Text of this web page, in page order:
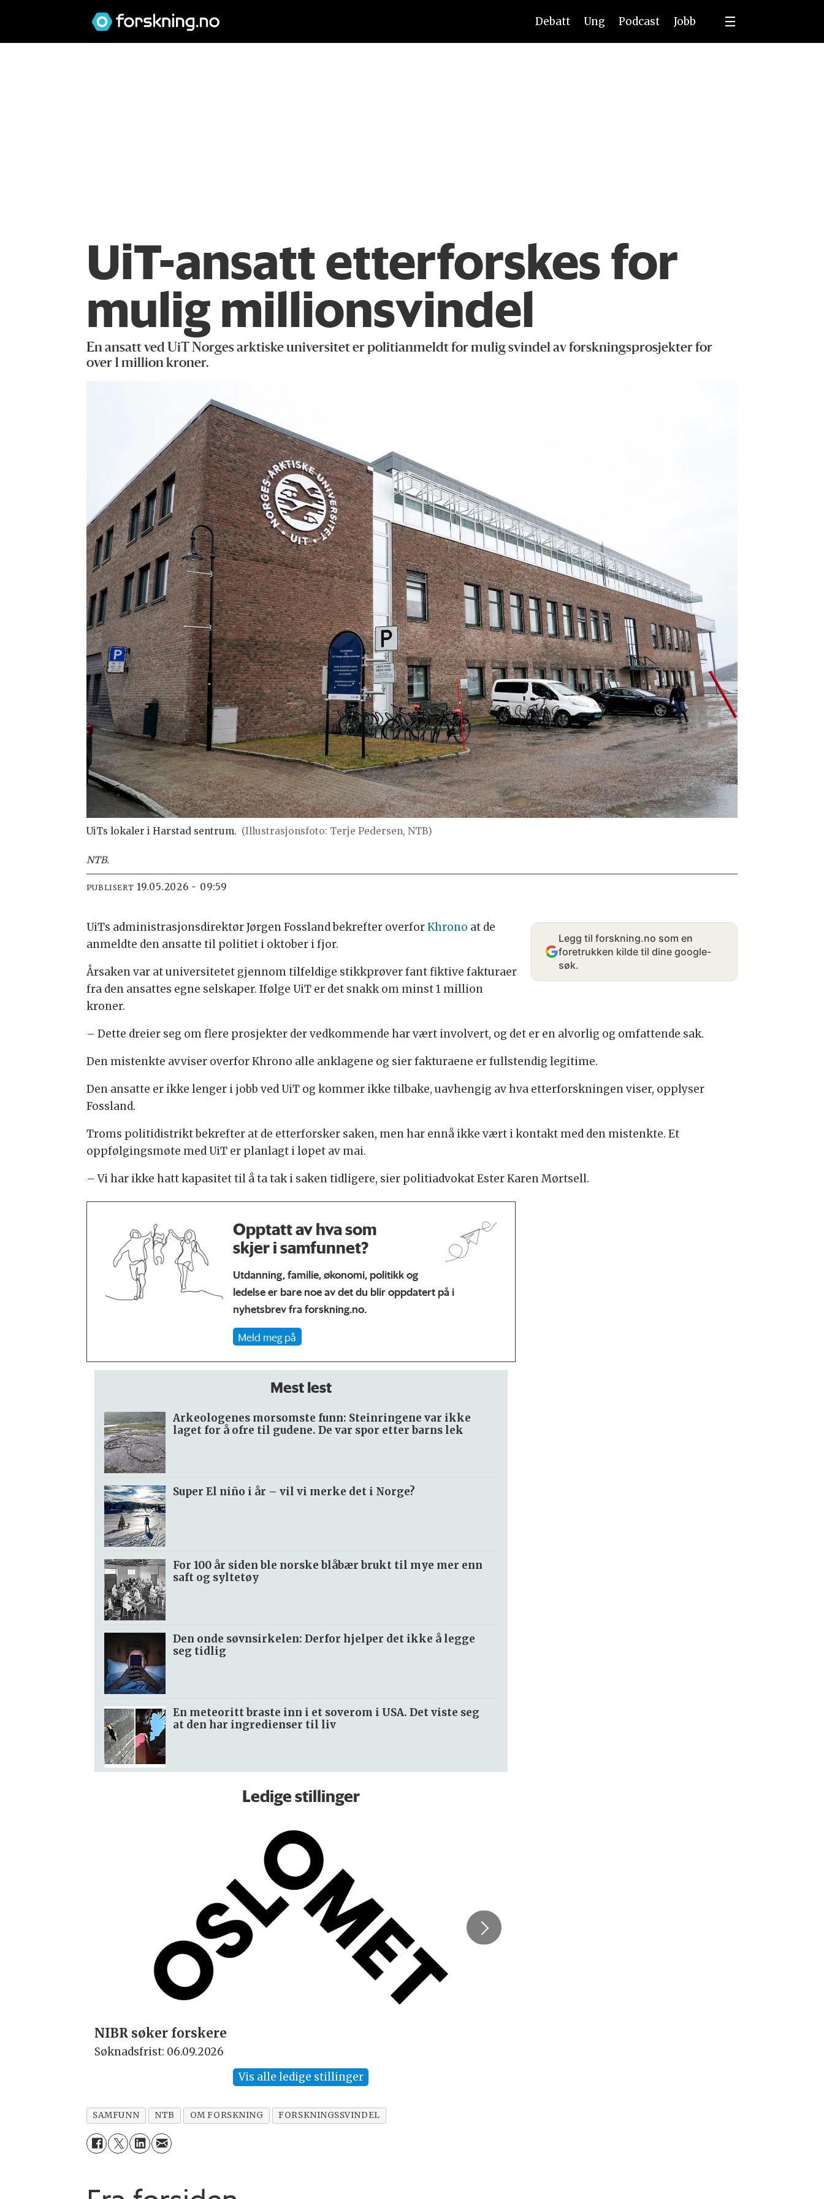
Debatt Ung Podcast Jobb
UiT-ansatt etterforskes for
mulig millionsvindel
En ansatt ved UiT Norges arktiske universitet er politianmeldt for mulig svindel av forskningsprosjekter for
over 1 million kroner.
UiTs lokaler i Harstad sentrum. (Illustrasjonsfoto: Terje Pedersen, NTB)
NTB.
PUBLISERT 19.05.2026 - 09:59
Legg til forskning.no som en
foretrukken kilde til dine google-
søk.
UiTs administrasjonsdirektør Jørgen Fossland bekrefter overforKhrono at de
anmeldte den ansatte til politiet i oktober i fjor.
Årsaken var at universitetet gjennom tilfeldige stikkprøver fant fiktive fakturaer
fra den ansattes egne selskaper. Ifølge UiT er det snakk om minst 1 million
kroner.
– Dette dreier seg om flere prosjekter der vedkommende har vært involvert, og det er en alvorlig og omfattende sak.
Den mistenkte avviser overfor Khrono alle anklagene og sier fakturaene er fullstendig legitime.
Den ansatte er ikke lenger i jobb ved UiT og kommer ikke tilbake, uavhengig av hva etterforskningen viser, opplyser
Fossland.
Troms politidistrikt bekrefter at de etterforsker saken, men har ennå ikke vært i kontakt med den mistenkte. Et
oppfølgingsmøte med UiT er planlagt i løpet av mai.
– Vi har ikke hatt kapasitet til å ta tak i saken tidligere, sier politiadvokat Ester Karen Mørtsell.
Opptatt av hva som
skjer i samfunnet?
Utdanning, familie, økonomi, politikk og
ledelse er bare noe av det du blir oppdatert på i
nyhetsbrev fra forskning.no.
Meld meg på
Mest lest
Arkeologenes morsomste funn: Steinringene var ikke
laget for å ofre til gudene. De var spor etter barns lek
Super El niño i år – vil vi merke det i Norge?
For 100 år siden ble norske blåbær brukt til mye mer enn
saft og syltetøy
Den onde søvnsirkelen: Derfor hjelper det ikke å legge
seg tidlig
En meteoritt braste inn i et soverom i USA. Det viste seg
at den har ingredienser til liv
Ledige stillinger
NIBR søker forskere
Søknadsfrist: 06.09.2026
Vis alle ledige stillinger
SAMFUNN NTB OM FORSKNING FORSKNINGSSVINDEL